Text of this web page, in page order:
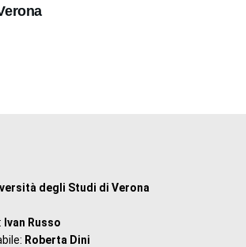
degli Studi di Verona
Ivan Russo
Roberta Dini